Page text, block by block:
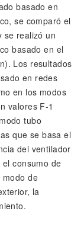
basado en
se comparó el
se realizó un
basado en el
Los resultados
en redes
en los modos
valores F-1
tubo
que se basa el
del ventilador
consumo de
de
la